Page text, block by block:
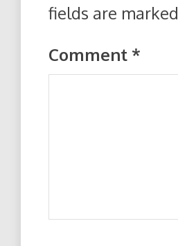
fields are marked
Comment *